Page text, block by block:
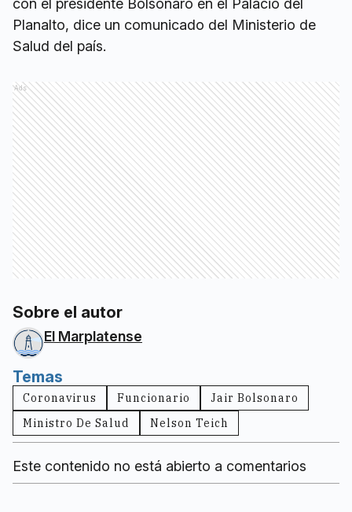
con el presidente Bolsonaro en el Palacio del
Planalto, dice un comunicado del Ministerio de
Salud del país.
Ads
Sobre el autor
El Marplatense
Temas
Coronavirus Funcionario
Jair Bolsonaro
Ministro De Salud
Nelson Teich
Este contenido no está abierto a comentarios